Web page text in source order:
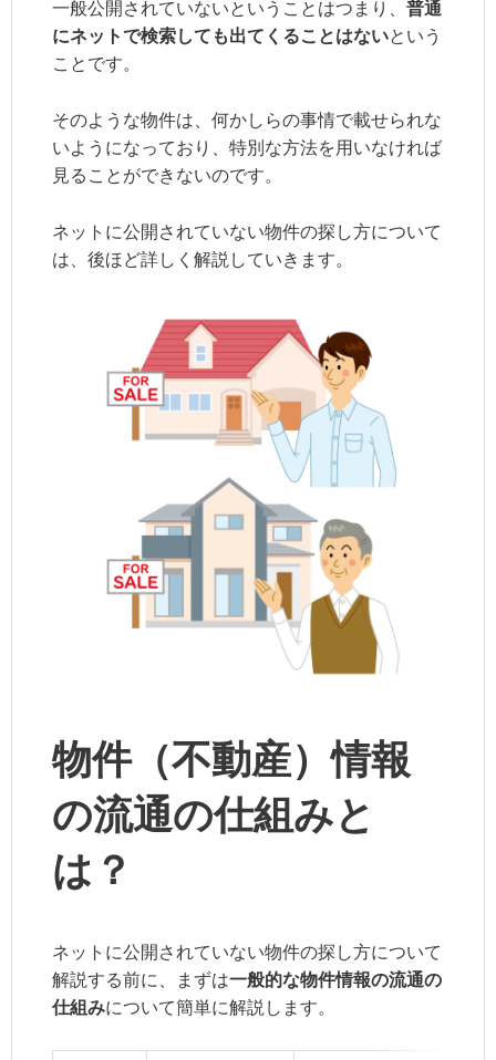
一般公開されていないということはつまり、 普通
にネットで検索しても出てくることはないという
ことです。
そのような物件は、何かしらの事情で載せられな
いようになっており、特別な方法を用いなければ
見ることができないのです。
ネットに公開されていない物件の探し方について
は、後ほど詳しく解説していきます。
物件（不動産）情報
の流通の仕組みと
は？
ネットに公開されていない物件の探し方について
解説する前に、まずは一般的な物件情報の流通の
仕組みについて簡単に解説します。